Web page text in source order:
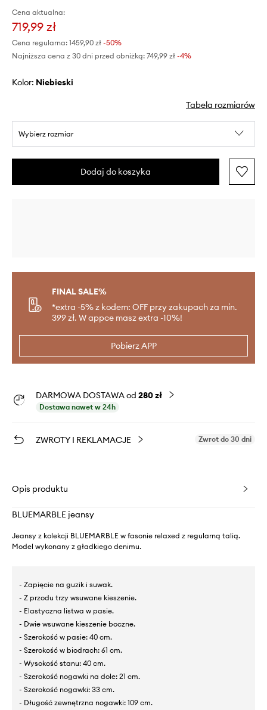
Cena aktualna:
719,99 zł
Cena regularna: 1459,90 zł -50%
Najniższa cena z 30 dni przed obniżką: 749,99 zł -4%
Kolor: niebieski
Tabela rozmiarów
Wybierz rozmiar
Dodaj do koszyka
FINAL SALE%
*extra -5% z kodem: OFF przy zakupach za min.
399 zł. W appce masz extra -10%!
Pobierz APP
DARMOWA DOSTAWA od 280 zł
Dostawa nawet w 24h
ZWROTY I REKLAMACJE Zwrot do 30 dni
Opis produktu
BLUEMARBLE jeansy
Jeansy z kolekcji BLUEMARBLE w fasonie relaxed z regularną talią.
Model wykonany z gładkiego denimu.
- Zapięcie na guzik i suwak.
- Z przodu trzy wsuwane kieszenie.
- Elastyczna listwa w pasie.
- Dwie wsuwane kieszenie boczne.
- Szerokość w pasie: 40 cm.
- Szerokość w biodrach: 61 cm.
- Wysokość stanu: 40 cm.
- Szerokość nogawki na dole: 21 cm.
- Szerokość nogawki: 33 cm.
- Długość zewnętrzna nogawki: 109 cm.